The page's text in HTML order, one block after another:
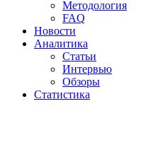
Методология
FAQ
Новости
Аналитика
Статьи
Интервью
Обзоры
Статистика